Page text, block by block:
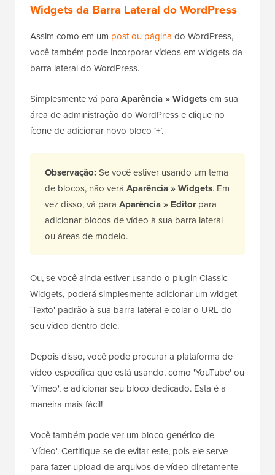
Widgets da Barra Lateral do WordPress
Assim como em um post ou página do WordPress,
você também pode incorporar vídeos em widgets da
barra lateral do WordPress.
Simplesmente vá para Aparência » Widgetsem sua
área de administração do WordPress e clique no
ícone de adicionar novo bloco ‘+’.
Observação: Se você estiver usando um tema
de blocos, não verá Aparência » Widgets. Em
vez disso, vá para Aparência » Editorpara
adicionar blocos de vídeo à sua barra lateral
ou áreas de modelo.
Ou, se você ainda estiver usando o plugin Classic
Widgets, poderá simplesmente adicionar um widget
'Texto' padrão à sua barra lateral e colar o URL do
seu vídeo dentro dele.
Depois disso, você pode procurar a plataforma de
vídeo específica que está usando, como 'YouTube' ou
'Vimeo', e adicionar seu bloco dedicado. Esta é a
maneira mais fácil!
Você também pode ver um bloco genérico de
'Vídeo'. Certifique-se de evitar este, pois ele serve
para fazer upload de arquivos de vídeo diretamente